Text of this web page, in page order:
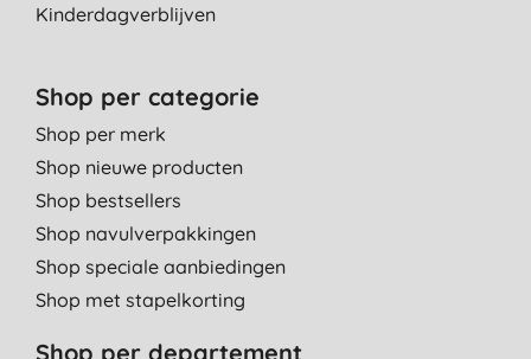
Kinderdagverblijven
Shop per categorie
Shop per merk
Shop nieuwe producten
Shop bestsellers
Shop navulverpakkingen
Shop speciale aanbiedingen
Shop met stapelkorting
Shop per departement